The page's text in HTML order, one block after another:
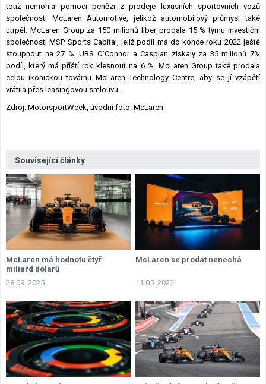
totiž nemohla pomoci penězi z prodeje luxusních sportovních vozů
společnosti McLaren Automotive, jelikož automobilový průmysl také
utrpěl. McLaren Group za 150 milionů liber prodala 15 % týmu investiční
společnosti MSP Sports Capital, jejíž podíl má do konce roku 2022 ještě
stoupnout na 27 %. UBS O'Connor a Caspian získaly za 35 milionů 7%
podíl, který má příští rok klesnout na 6 %. McLaren Group také prodala
celou ikonickou továrnu McLaren Technology Centre, aby se jí vzápětí
vrátila přes leasingovou smlouvu.
Zdroj: MotorsportWeek, úvodní foto: McLaren
Související články
McLaren má hodnotu čtyř
miliard dolarů
28.09. 2025
McLaren se prodat nenechá
11.05. 2022